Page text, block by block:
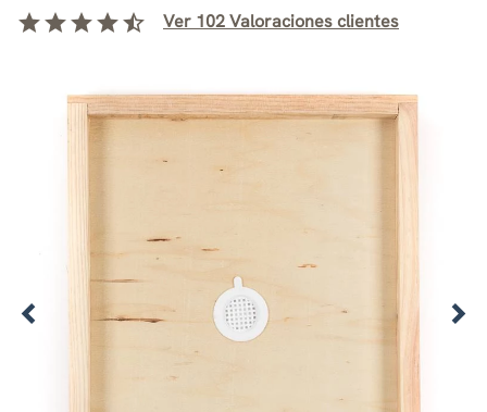
starstarstarstarstar_half Ver 102 Valoraciones clientes